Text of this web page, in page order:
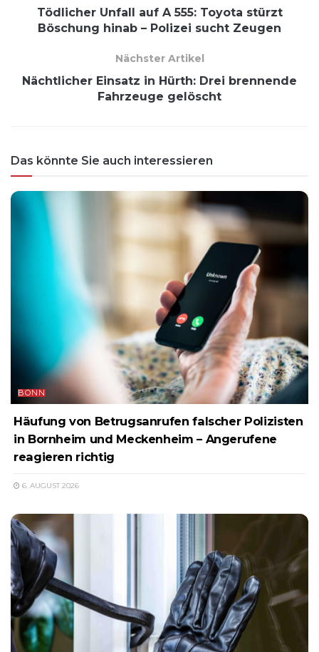
Tödlicher Unfall auf A 555: Toyota stürzt
Böschung hinab – Polizei sucht Zeugen
Nächster Artikel
Nächtlicher Einsatz in Hürth: Drei brennende
Fahrzeuge gelöscht
Das könnte Sie auch interessieren
BONN
Häufung von Betrugsanrufen falscher Polizisten
in Bornheim und Meckenheim – Angerufene
reagieren richtig
6. AUGUST 2026